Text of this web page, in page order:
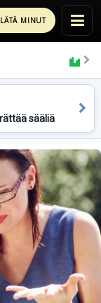
MINUT
sääliä